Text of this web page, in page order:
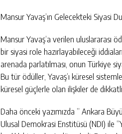
Mansur Yavaş’ın Gelecekteki Siyasi
Mansur Yavaş’a verilen uluslararası
bir siyasi role hazırlayabileceği
arenada parlatılması, onun Türkiye
Bu tür ödüller, Yavaş’ı küresel
küresel güçlerle olan ilişkiler de
Daha önceki yazımızda ” Ankara
Ulusal Demokrasi Enstitüsü (NDI) ile